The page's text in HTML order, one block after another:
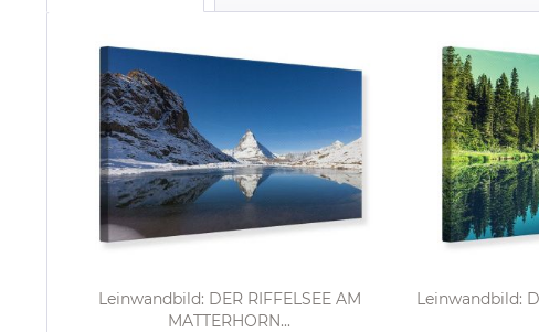
Leinwandbild: DER RIFFELSEE AM
MATTERHORN...
Leinwandbild: